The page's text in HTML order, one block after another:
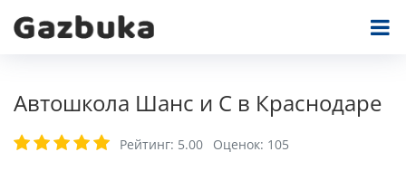
Автошкола Шанс и С в Краснодаре
Рейтинг: 5.00 Оценок: 105